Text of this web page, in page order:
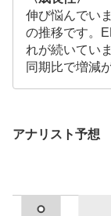
伸び悩んでい
の推移です。
れが続いてい
同期比で増減
アナリスト予想